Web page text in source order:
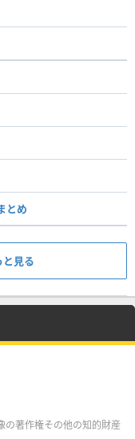
とめ
見る
の著作権その他の知的財産